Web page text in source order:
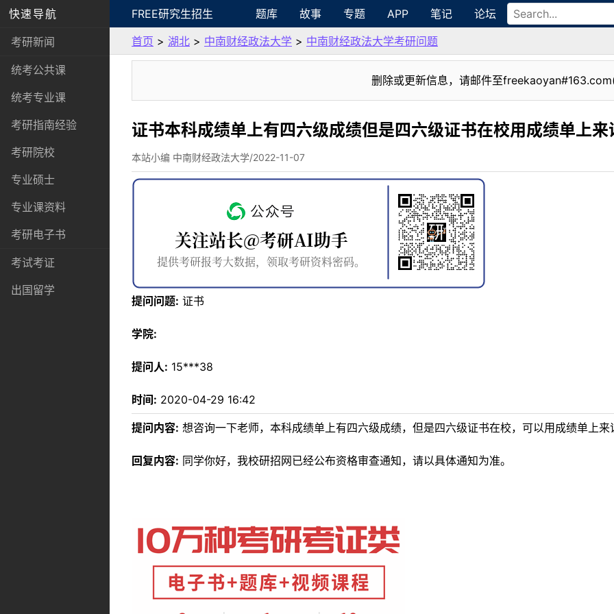
快速导航
考研新闻
统考公共课
统考专业课
考研指南经验
考研院校
专业硕士
专业课资料
考研电子书
考试考证
出国留学
FREE研究生招生 题库 故事 专题 APP 笔记
论坛
首页 > 湖北 > 中南财经政法大学 > 中南财经政法大学考研问题
删除或更新信息，请邮件至
证书本科成绩单上有四六级成绩但是四六级证书在校用成绩单上来
本站小编 中南财经政法大学/2022-11-07
提问问题: 证书
学院:
提问人: 15***38
时间: 2020-04-29 16:42
提问内容: 想咨询一下老师，本科成绩单上有四六级成绩，但是四六级证书在校，可以用成绩单上来
回复内容: 同学你好，我校研招网已经公布资格审查通知，请以具体通知为准。